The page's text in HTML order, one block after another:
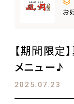
【期間限定
メニュー♪
2025.07.23
お